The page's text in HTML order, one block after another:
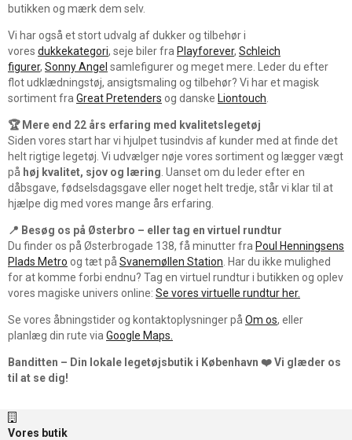
butikken og mærk dem selv.
Vi har også et stort udvalg af dukker og tilbehør i
vores dukkekategori, seje biler fra Playforever, Schleich
figurer, Sonny Angel samlefigurer og meget mere. Leder du efter
flot udklædningstøj, ansigtsmaling og tilbehør? Vi har et magisk
sortiment fra Great Pretenders og danske Liontouch
🏆 Mere end 22 års erfaring med kvalitetslegetøj
Siden vores start har vi hjulpet tusindvis af kunder med at finde det
helt rigtige legetøj. Vi udvælger nøje vores sortiment og lægger vægt
på høj kvalitet, sjov og læring . Uanset om du leder efter en
dåbsgave, fødselsdagsgave eller noget helt tredje, står vi klar til at
hjælpe dig med vores mange års erfaring.
📍 Besøg os på Østerbro – eller tag en virtuel rundtur
Du finder os på Østerbrogade 138, få minutter fra Poul Henningsens
Plads Metro og tæt på Svanemøllen Station . Har du ikke mulighed
for at komme forbi endnu? Tag en virtuel rundtur i butikken og oplev
vores magiske univers online: Se vores virtuelle rundtur her.
Se vores åbningstider og kontaktoplysninger på Om os, eller
planlæg din rute via Google Maps.
Banditten – Din lokale legetøjsbutik i København ❤️ Vi glæder os
til at se dig!
Vores butik